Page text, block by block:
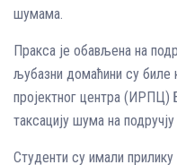
шумама.
Пракса је обављена на
љубазни домаћини су биле
пројектног центра (ИРПЦ)
таксацију шума на
Студенти су имали